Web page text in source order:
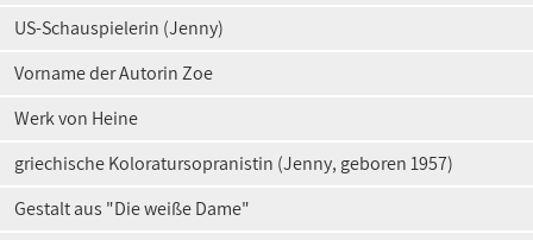
US-Schauspielerin (Jenny)
Vorname der Autorin Zoe
Werk von Heine
griechische Koloratursopranistin (Jenny, geboren 1957)
Gestalt aus "Die weiße Dame"